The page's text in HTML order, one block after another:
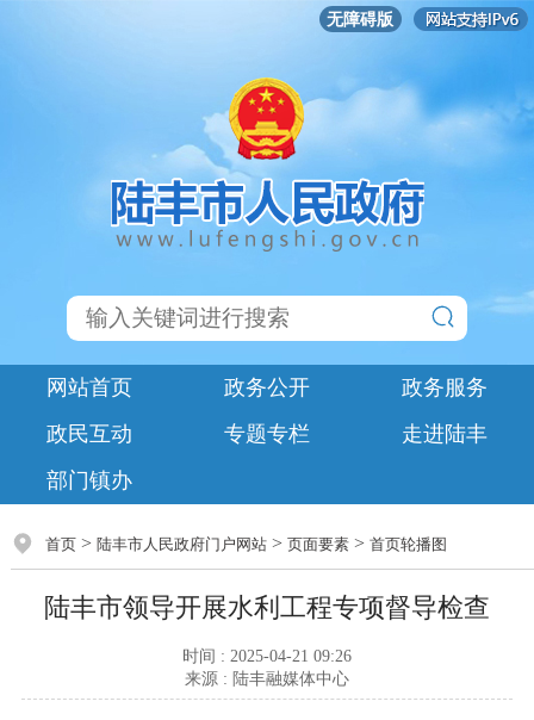
无障碍版
网站首页 政务公开
政务服务
政民互动
专题专栏
走进陆丰
部门镇办
首页> 陆丰市人民政府门户网站> 页面要素> 首页轮播图
陆丰市领导开展水利工程专项督导检查
时间 : 2025-04-21 09:26
来源 : 陆丰融媒体中心